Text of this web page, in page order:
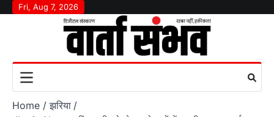
SkipFri, Aug 7, 2026
Home
झरिया